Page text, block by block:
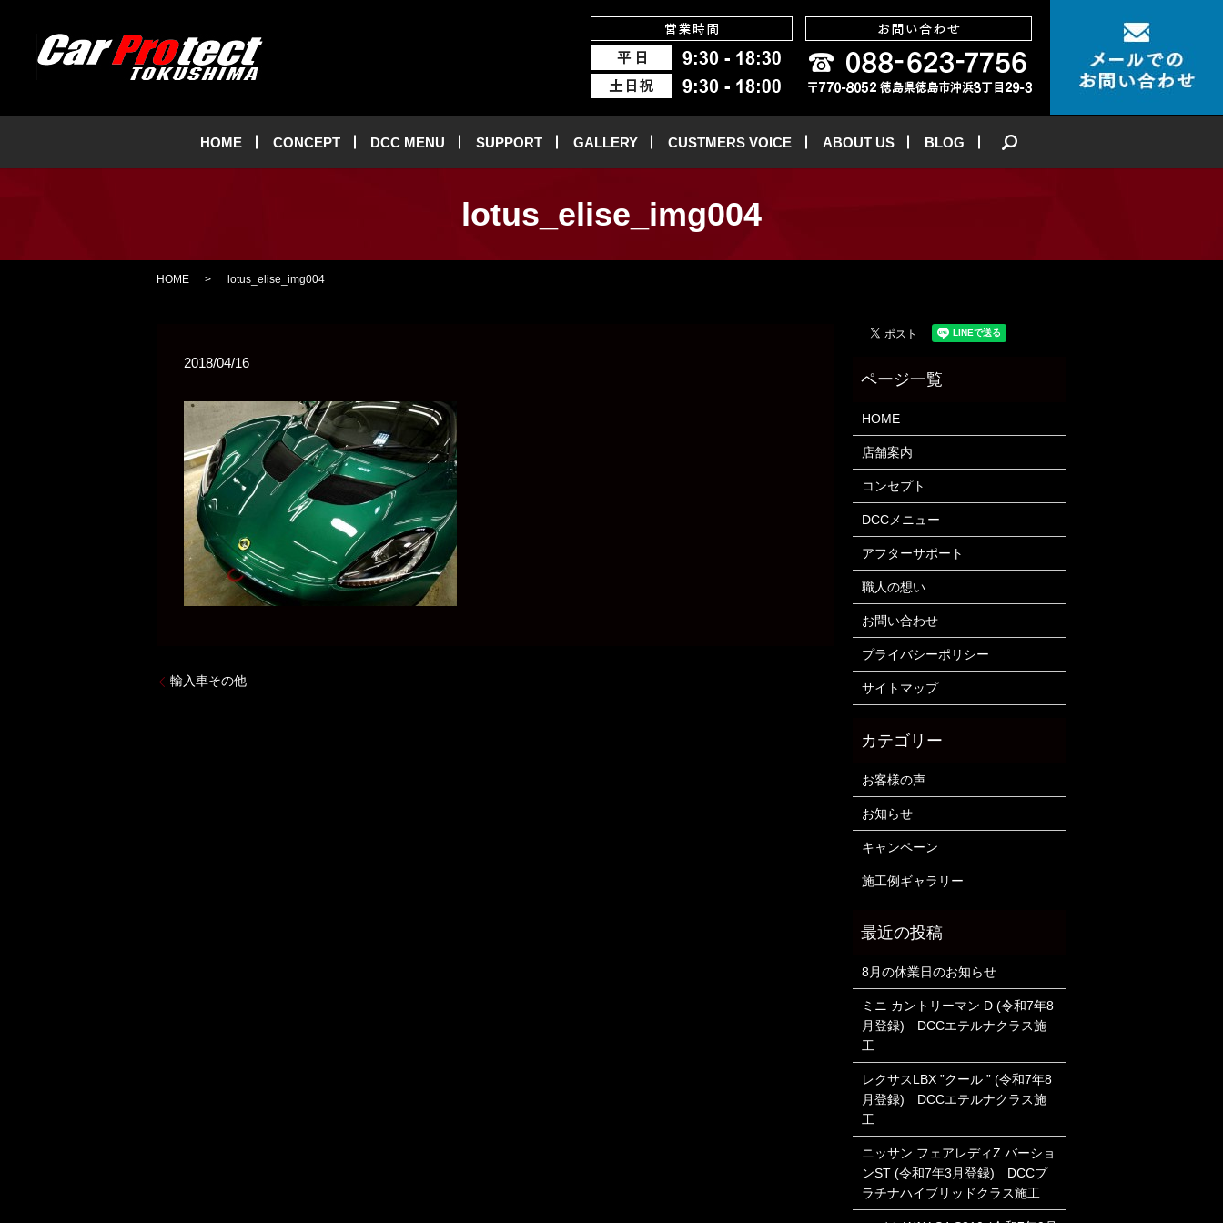
HOME CONCEPT DCC MENU SUPPORT GALLERY CUSTMERS VOICE ABOUT US BLOG
lotus_elise_img004
HOME lotus_elise_img004
2018/04/16
輸入車その他
HOME
店舗案内
コンセプト
DCCメニュー
アフターサポート
職人の想い
お問い合わせ
プライバシーポリシー
サイトマップ
お客様の声
お知らせ
キャンペーン
施工例ギャラリー
8月の休業日のお知らせ
ミニ カントリーマン D (令和7年8
月登録) DCCエテルナクラス施
工
レクサスLBX ”クール ” (令和7年8
月登録) DCCエテルナクラス施
工
ニッサン フェアレディZ バーショ
ンST (令和7年3月登録) DCCプ
ラチナハイブリッドクラス施工